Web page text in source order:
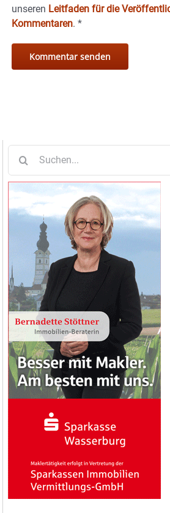
unseren Leitfaden für die
Kommentaren. *
nach: